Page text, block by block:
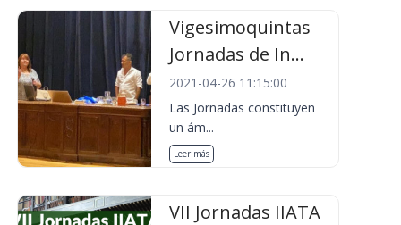
Vigesimoquintas
Jornadas de In...
2021-04-26 11:15:00
Las Jornadas constituyen
un ám...
Leer más
VII Jornadas IIATA